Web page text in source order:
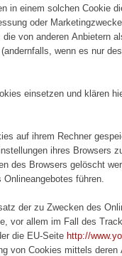
in einem solchen Cookie
oder
von anderen Anbietern
wenn es nur
einsetzen und klären
auf ihrem Rechner
ihres Browsers
des Browsers gelöscht
führen.
der zu Zwecken des
vor allem im Fall des
die EU-Seite http://
von Cookies mittels